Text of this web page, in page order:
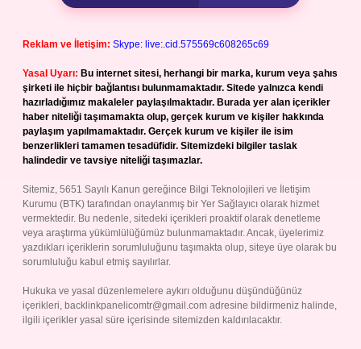
Reklam ve İletişim: Skype: live:.cid.575569c608265c69
Yasal Uyarı: Bu internet sitesi, herhangi bir marka, kurum veya şahıs
şirketi ile hiçbir bağlantısı bulunmamaktadır. Sitede yalnızca kendi
hazırladığımız makaleler paylaşılmaktadır. Burada yer alan içerikler
haber niteliği taşımamakta olup, gerçek kurum ve kişiler hakkında
paylaşım yapılmamaktadır. Gerçek kurum ve kişiler ile isim
benzerlikleri tamamen tesadüfidir. Sitemizdeki bilgiler taslak
halindedir ve tavsiye niteliği taşımazlar.
Sitemiz, 5651 Sayılı Kanun gereğince Bilgi Teknolojileri ve İletişim
Kurumu (BTK) tarafından onaylanmış bir Yer Sağlayıcı olarak hizmet
vermektedir. Bu nedenle, sitedeki içerikleri proaktif olarak denetleme
veya araştırma yükümlülüğümüz bulunmamaktadır. Ancak, üyelerimiz
yazdıkları içeriklerin sorumluluğunu taşımakta olup, siteye üye olarak bu
sorumluluğu kabul etmiş sayılırlar.
Hukuka ve yasal düzenlemelere aykırı olduğunu düşündüğünüz
içerikleri, backlinkpanelicomtr@gmail.com adresine bildirmeniz halinde,
ilgili içerikler yasal süre içerisinde sitemizden kaldırılacaktır.